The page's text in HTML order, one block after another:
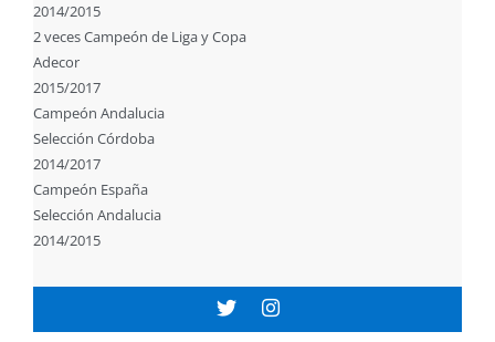
2014/2015
2 veces Campeón de Liga y Copa
Adecor
2015/2017
Campeón Andalucia
Selección Córdoba
2014/2017
Campeón España
Selección Andalucia
2014/2015